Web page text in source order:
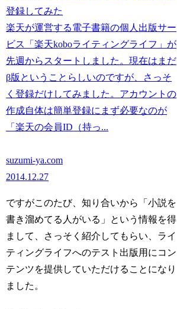
登録してみた
楽天が運営する電子書籍の個人出版サー
ビス「楽天koboライティングライフ」が
先週からスタートしました。現在はまだ
β版ということらしいのですが、さっそ
く登録だけしてみました。アカウントの
作成自体は簡単登録にまず必要なのが
「楽天の会員ID（持っ...
suzumi-ya.com
2014.12.27
ですがこのたび、知り合いから「小説を
書き溜めてる人がいる」という情報を得
まして、さっそく紹介してもらい、ライ
ティングライフへのテスト出版用にコン
テンツを提供していただけることになり
ました。